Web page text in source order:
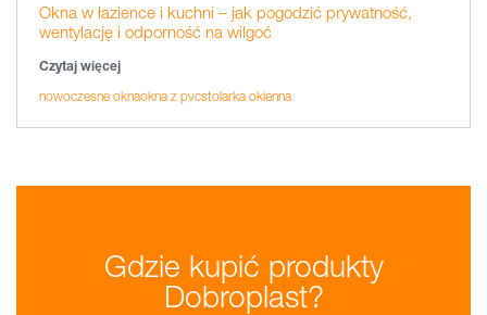
Okna w łazience i kuchni – jak pogodzić prywatność,
wentylację i odporność na wilgoć
Czytaj więcej
nowoczesne oknaokna z pvcstolarka okienna
Gdzie kupić produkty
Dobroplast?